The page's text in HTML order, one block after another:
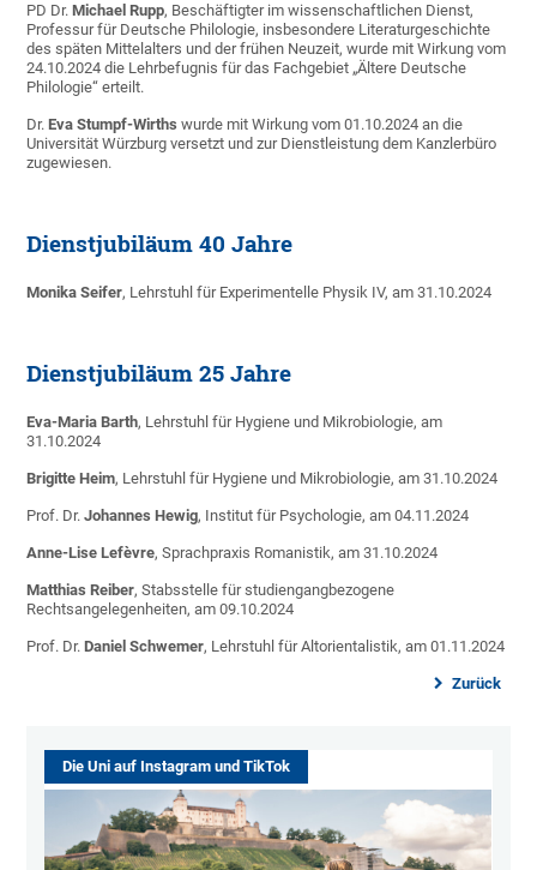
PD Dr.Michael Rupp, Beschäftigter im wissenschaftlichen Dienst,
Professur für Deutsche Philologie, insbesondere Literaturgeschichte
des späten Mittelalters und der frühen Neuzeit, wurde mit Wirkung vom
24.10.2024 die Lehrbefugnis für das Fachgebiet „Ältere Deutsche
Philologie“ erteilt.
Dr.Eva Stumpf-Wirths wurde mit Wirkung vom 01.10.2024 an die
Universität Würzburg versetzt und zur Dienstleistung dem Kanzlerbüro
zugewiesen.
Dienstjubiläum 40 Jahre
Monika Seifer, Lehrstuhl für Experimentelle Physik IV, am 31.10.2024
Dienstjubiläum 25 Jahre
Eva-Maria Barth, Lehrstuhl für Hygiene und Mikrobiologie, am
31.10.2024
Brigitte Heim, Lehrstuhl für Hygiene und Mikrobiologie, am 31.10.2024
Prof. Dr.Johannes Hewig, Institut für Psychologie, am 04.11.2024
Anne-Lise Lefèvre, Sprachpraxis Romanistik, am 31.10.2024
Matthias Reiber, Stabsstelle für studiengangbezogene
Rechtsangelegenheiten, am 09.10.2024
Prof. Dr.Daniel Schwemer, Lehrstuhl für Altorientalistik, am 01.11.2024
Zurück
Die Uni auf Instagram und TikTok